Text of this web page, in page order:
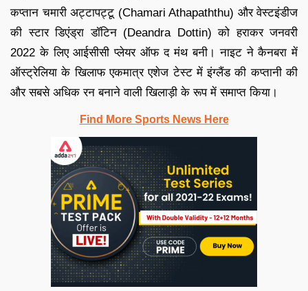
कप्तान चमारी अट्टापट्टू (Chamari Athapaththu) और वेस्टइंडीज
की स्टार डिएंड्रा डॉटिन (Deandra Dottin) को हराकर जनवरी
2022 के लिए आईसीसी प्लेयर ऑफ द मंथ बनी। नाइट ने कैनबरा में
ऑस्ट्रेलिया के खिलाफ एकमात्र एशेज टेस्ट में इंग्लैंड की कप्तानी की
और सबसे अधिक रन बनाने वाली खिलाड़ी के रूप में समाप्त किया।
Find More Sports News Here